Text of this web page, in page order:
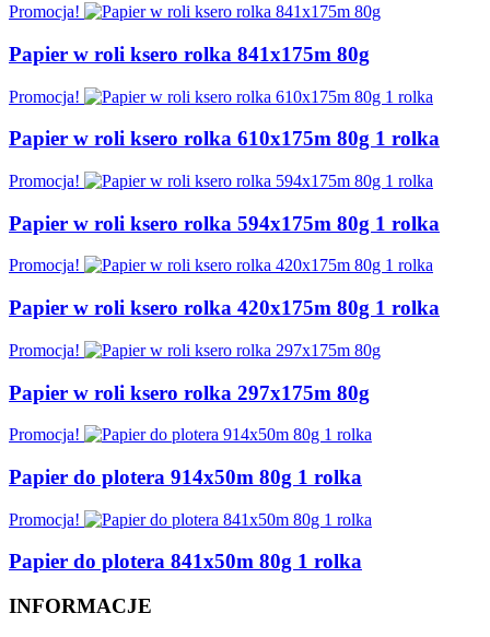
Promocja!
Papier w roli ksero rolka 841x175m 80g
Promocja!
Papier w roli ksero rolka 610x175m 80g 1 rolka
Promocja!
Papier w roli ksero rolka 594x175m 80g 1 rolka
Promocja!
Papier w roli ksero rolka 420x175m 80g 1 rolka
Promocja!
Papier w roli ksero rolka 297x175m 80g
Promocja!
Papier do plotera 914x50m 80g 1 rolka
Promocja!
Papier do plotera 841x50m 80g 1 rolka
INFORMACJE